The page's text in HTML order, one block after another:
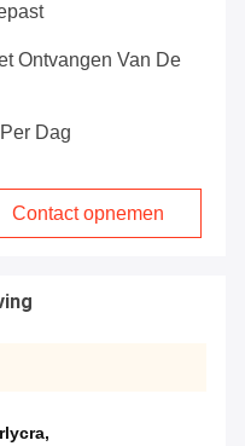
Ontvangen Van De
Dag
Contact opnemen
,